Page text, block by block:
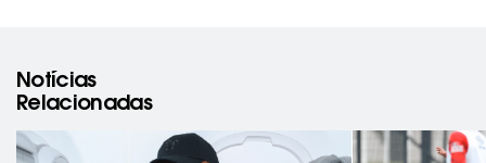
Notícias
Relacionadas